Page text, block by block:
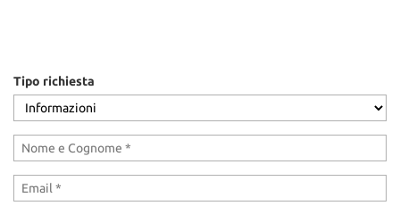
Tipo richiesta
tracciamento
che
adottiamo
per
offrire
le
funzionalità